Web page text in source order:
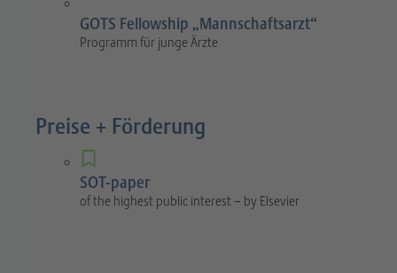
GOTS Fellowship „Mannschaftsarzt“
Programm für junge Ärzte
Preise + Förderung
SOT-paper
of the highest public interest – by Elsevier